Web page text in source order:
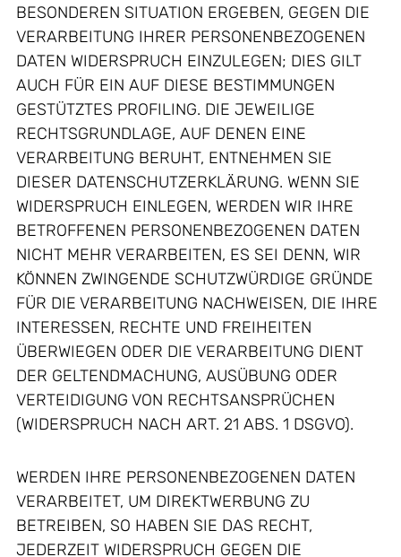
BESONDEREN SITUATION ERGEBEN, GEGEN DIE
VERARBEITUNG IHRER PERSONENBEZOGENEN
DATEN WIDERSPRUCH EINZULEGEN; DIES GILT
AUCH FÜR EIN AUF DIESE BESTIMMUNGEN
GESTÜTZTES PROFILING. DIE JEWEILIGE
RECHTSGRUNDLAGE, AUF DENEN EINE
VERARBEITUNG BERUHT, ENTNEHMEN SIE
DIESER DATENSCHUTZERKLÄRUNG. WENN SIE
WIDERSPRUCH EINLEGEN, WERDEN WIR IHRE
BETROFFENEN PERSONENBEZOGENEN DATEN
NICHT MEHR VERARBEITEN, ES SEI DENN, WIR
KÖNNEN ZWINGENDE SCHUTZWÜRDIGE GRÜNDE
FÜR DIE VERARBEITUNG NACHWEISEN, DIE IHRE
INTERESSEN, RECHTE UND FREIHEITEN
ÜBERWIEGEN ODER DIE VERARBEITUNG DIENT
DER GELTENDMACHUNG, AUSÜBUNG ODER
VERTEIDIGUNG VON RECHTSANSPRÜCHEN
(WIDERSPRUCH NACH ART. 21 ABS. 1 DSGVO).
WERDEN IHRE PERSONENBEZOGENEN DATEN
VERARBEITET, UM DIREKTWERBUNG ZU
BETREIBEN, SO HABEN SIE DAS RECHT,
JEDERZEIT WIDERSPRUCH GEGEN DIE